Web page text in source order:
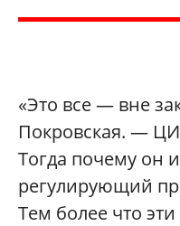
«Это все — вне
Покровская. —
Тогда почему он
регулирующий
Тем более что